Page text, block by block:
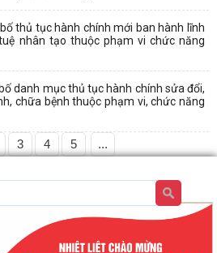
thủ tục hành chính mới ban hành lĩnh
nhân tạo thuộc phạm vi chức năng
danh mục thủ tục hành chính sửa đổi,
chữa bệnh thuộc phạm vi, chức năng
3 4 5 ...